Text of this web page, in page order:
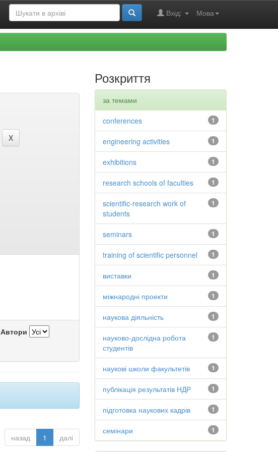
Мова
Вхід:
Автори
назад 1 далі
Розкриття
за темами
1
conferences
1
engineering activities
1
exhibitions
1
research schools of faculties
1
scientific-research work of
students
1
seminars
1
training of scientific personnel
1
виставки
1
міжнародні проекти
1
наукова діяльність
1
науково-дослідна робота
студентів
1
наукові школи факультетів
1
публікація результатів НДР
1
підготовка наукових кадрів
1
семінари